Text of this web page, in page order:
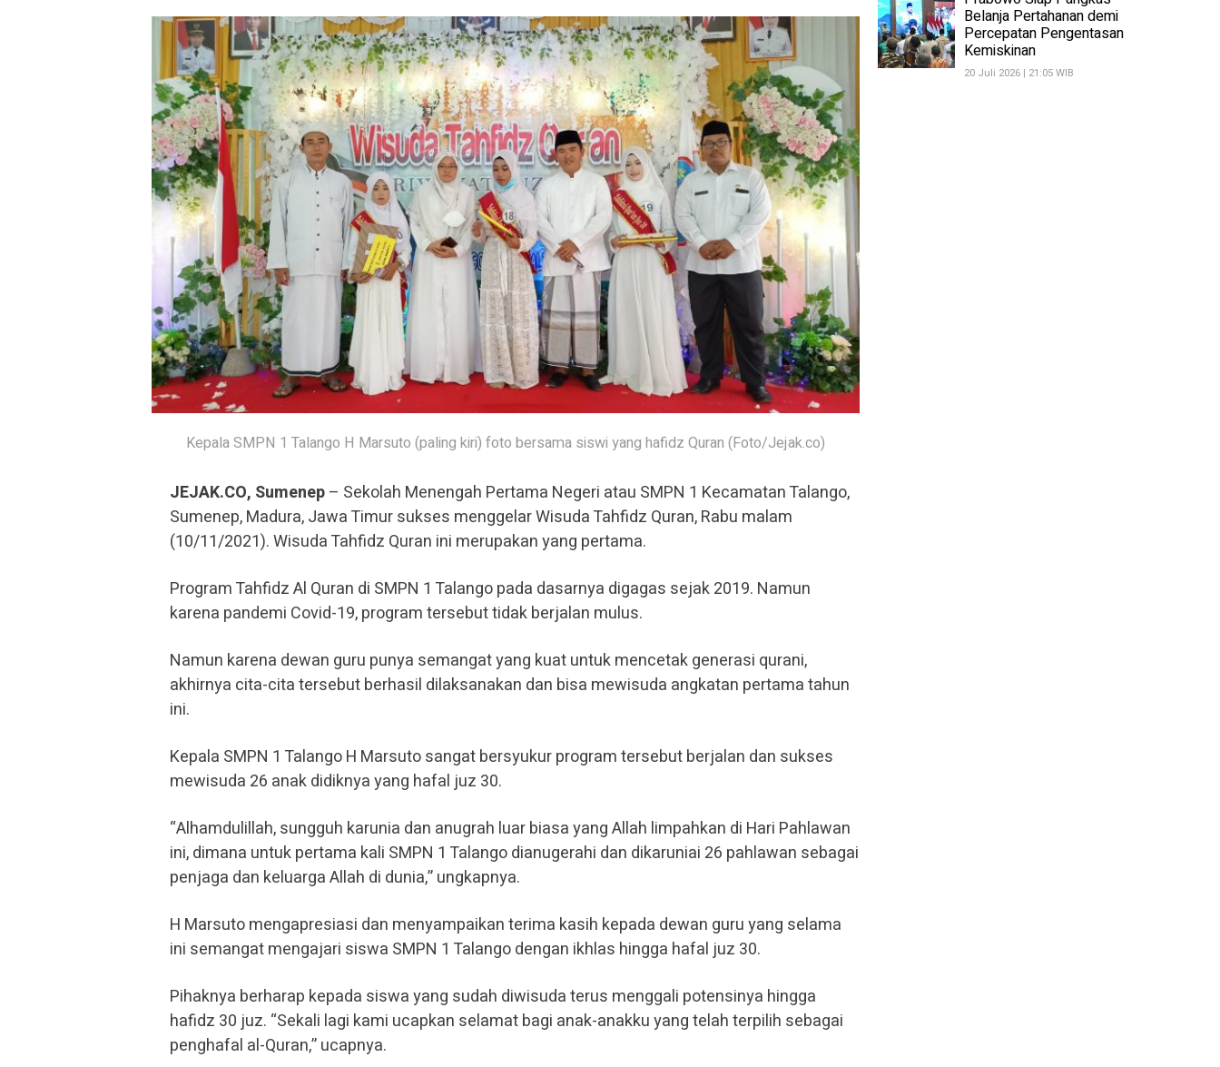
Kepala SMPN 1 Talango H Marsuto (paling kiri) foto bersama siswi yang hafidz Quran (Foto/Jejak.co)
JEJAK.CO, Sumenep– Sekolah Menengah Pertama Negeri atau SMPN 1 Kecamatan Talango,
Sumenep, Madura, Jawa Timur sukses menggelar Wisuda Tahfidz Quran, Rabu malam
(10/11/2021). Wisuda Tahfidz Quran ini merupakan yang pertama.
Program Tahfidz Al Quran di SMPN 1 Talango pada dasarnya digagas sejak 2019. Namun
karena pandemi Covid-19, program tersebut tidak berjalan mulus.
Namun karena dewan guru punya semangat yang kuat untuk mencetak generasi qurani,
akhirnya cita-cita tersebut berhasil dilaksanakan dan bisa mewisuda angkatan pertama tahun
ini.
Kepala SMPN 1 Talango H Marsuto sangat bersyukur program tersebut berjalan dan sukses
mewisuda 26 anak didiknya yang hafal juz 30.
“Alhamdulillah, sungguh karunia dan anugrah luar biasa yang Allah limpahkan di Hari Pahlawan
ini, dimana untuk pertama kali SMPN 1 Talango dianugerahi dan dikaruniai 26 pahlawan sebagai
penjaga dan keluarga Allah di dunia,” ungkapnya.
H Marsuto mengapresiasi dan menyampaikan terima kasih kepada dewan guru yang selama
ini semangat mengajari siswa SMPN 1 Talango dengan ikhlas hingga hafal juz 30.
Pihaknya berharap kepada siswa yang sudah diwisuda terus menggali potensinya hingga
hafidz 30 juz. “Sekali lagi kami ucapkan selamat bagi anak-anakku yang telah terpilih sebagai
penghafal al-Quran,” ucapnya.
Belanja Pertahanan demi
Percepatan Pengentasan
Kemiskinan
20 Juli 2026 | 21:05 WIB